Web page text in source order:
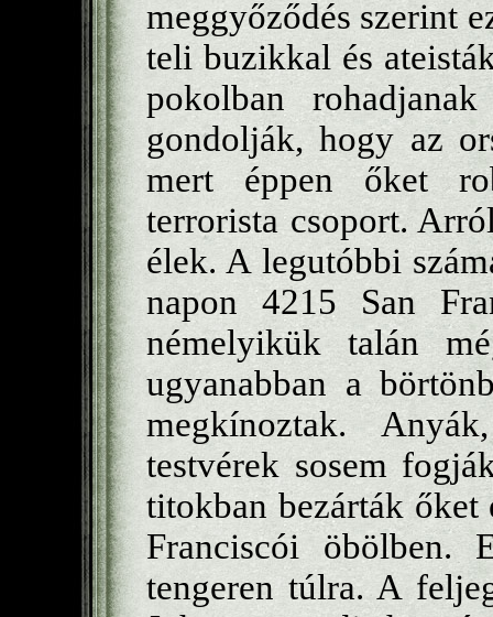
meggyőződés szerint
teli buzikkal és
pokolban
gondolják, hogy az
mert éppen őket
terrorista csoport.
élek. A legutóbbi
napon 4215 San
némelyikük talán
ugyanabban a
megkínoztak.
testvérek sosem
titokban bezárták
Franciscói öbölben.
tengeren túlra. A